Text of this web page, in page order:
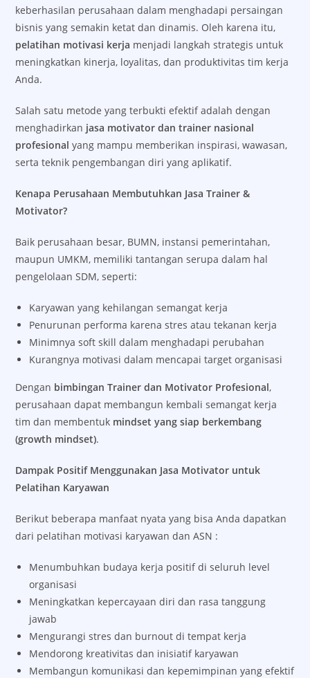
keberhasilan perusahaan dalam menghadapi persaingan
bisnis yang semakin ketat dan dinamis. Oleh karena itu,
pelatihan motivasi kerja menjadi langkah strategis untuk
meningkatkan kinerja, loyalitas, dan produktivitas tim kerja
Anda.
Salah satu metode yang terbukti efektif adalah dengan
menghadirkan jasa motivator dan trainer nasional
profesional yang mampu memberikan inspirasi, wawasan,
serta teknik pengembangan diri yang aplikatif.
Kenapa Perusahaan Membutuhkan Jasa Trainer &
Motivator?
Baik perusahaan besar, BUMN, instansi pemerintahan,
maupun UMKM, memiliki tantangan serupa dalam hal
pengelolaan SDM, seperti:
Karyawan yang kehilangan semangat kerja
Penurunan performa karena stres atau tekanan kerja
Minimnya soft skill dalam menghadapi perubahan
Kurangnya motivasi dalam mencapai target organisasi
Dengan bimbingan Trainer dan Motivator Profesional,
perusahaan dapat membangun kembali semangat kerja
tim dan membentuk mindset yang siap berkembang
(growth mindset).
Dampak Positif Menggunakan Jasa Motivator untuk
Pelatihan Karyawan
Berikut beberapa manfaat nyata yang bisa Anda dapatkan
dari pelatihan motivasi karyawan dan ASN :
Menumbuhkan budaya kerja positif di seluruh level
organisasi
Meningkatkan kepercayaan diri dan rasa tanggung
jawab
Mengurangi stres dan burnout di tempat kerja
Mendorong kreativitas dan inisiatif karyawan
Membangun komunikasi dan kepemimpinan yang efektif